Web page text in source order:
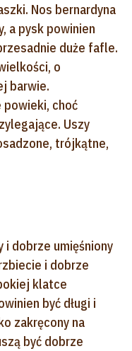
Nos bernardyna
a pysk powinien
duże fafle.
o
barwie.
powieki, choć
Uszy
trójkątne,
i dobrze umięśniony
i dobrze
klatce
być długi i
zakręcony na
być dobrze